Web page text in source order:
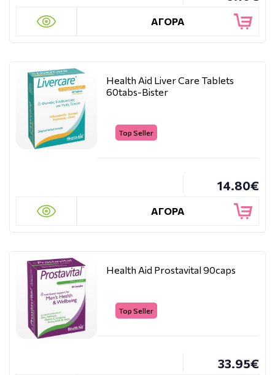
ΑΓΟΡΑ
Health Aid Liver Care Tablets
60tabs-Bister
Top Seller
14.80€
ΑΓΟΡΑ
Health Aid Prostavital 90caps
Top Seller
33.95€